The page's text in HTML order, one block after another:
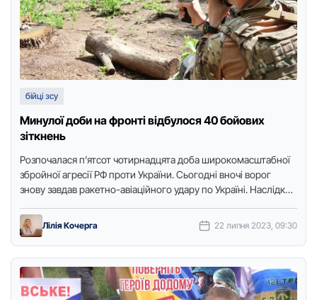
бійці зсу
Минулої доби на фронті відбулося 40 бойових
зіткнень
Розпочалася п’ятсот чотирнадцята доба широкомасштабної
збройної агресії РФ проти України. Сьогодні вночі ворог
знову завдав ракетно-авіаційного удару по Україні. Наслідки
Лілія Кочерга 22 липня 2023, 09:30